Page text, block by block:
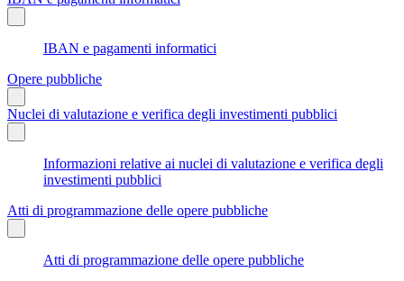
IBAN e pagamenti informatici
Opere pubbliche
Nuclei di valutazione e verifica degli investimenti pubblici
Informazioni relative ai nuclei di valutazione e verifica degli
investimenti pubblici
Atti di programmazione delle opere pubbliche
Atti di programmazione delle opere pubbliche